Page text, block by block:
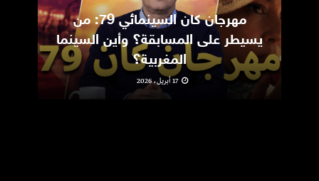
مهرجان كان السينمائي 79: من
يسيطر على المسابقة؟ وأين السينما
المغربية؟
17 أبريل، 2026